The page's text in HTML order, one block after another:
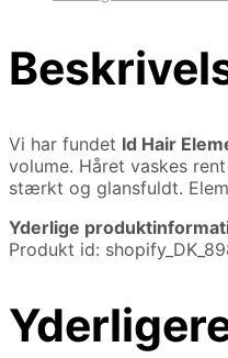
Vi har fundet Id Hair
volume. Håret vaskes
stærkt og glansfuldt.
Yderlige
Produkt id: